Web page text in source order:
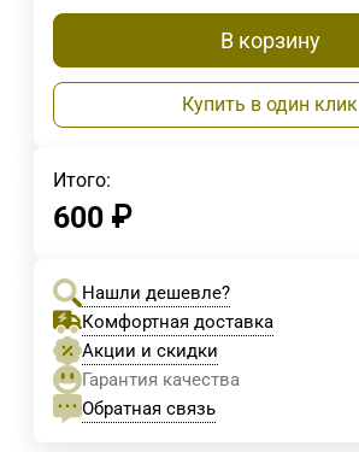
В корзину
Купить в один клик
Итого:
600 ₽
Нашли дешевле?
Комфортная доставка
Акции и скидки
Гарантия качества
Обратная связь